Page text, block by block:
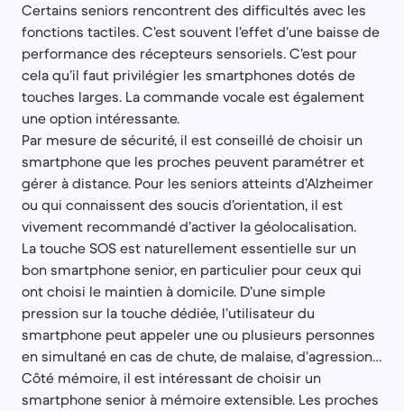
Certains seniors rencontrent des difficultés avec les
fonctions tactiles. C’est souvent l’effet d’une baisse de
performance des récepteurs sensoriels. C’est pour
cela qu’il faut privilégier les smartphones dotés de
touches larges. La commande vocale est également
une option intéressante.
Par mesure de sécurité, il est conseillé de choisir un
smartphone que les proches peuvent paramétrer et
gérer à distance. Pour les seniors atteints d’Alzheimer
ou qui connaissent des soucis d’orientation, il est
vivement recommandé d’activer la géolocalisation.
La touche SOS est naturellement essentielle sur un
bon smartphone senior, en particulier pour ceux qui
ont choisi le maintien à domicile. D’une simple
pression sur la touche dédiée, l’utilisateur du
smartphone peut appeler une ou plusieurs personnes
en simultané en cas de chute, de malaise, d’agression…
Côté mémoire, il est intéressant de choisir un
smartphone senior à mémoire extensible. Les proches